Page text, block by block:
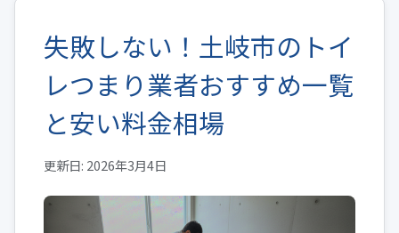
失敗しない！土岐市のトイ
レつまり業者おすすめ一覧
と安い料金相場
更新日: 2026年3月4日